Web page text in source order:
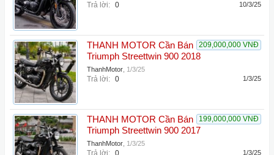
Trả lời: 0 10/3/25
209,000,000 VNĐ
THANH MOTOR Cần Bán
Triumph Streettwin 900 2018
ThanhMotor 1/3/25
Trả lời: 0 1/3/25
199,000,000 VNĐ
THANH MOTOR Cần Bán
Triumph Streettwin 900 2017
ThanhMotor 1/3/25
Trả lời: 0 1/3/25